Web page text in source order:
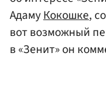
АдамуКокошке,
вот возможный
в «Зенит» он